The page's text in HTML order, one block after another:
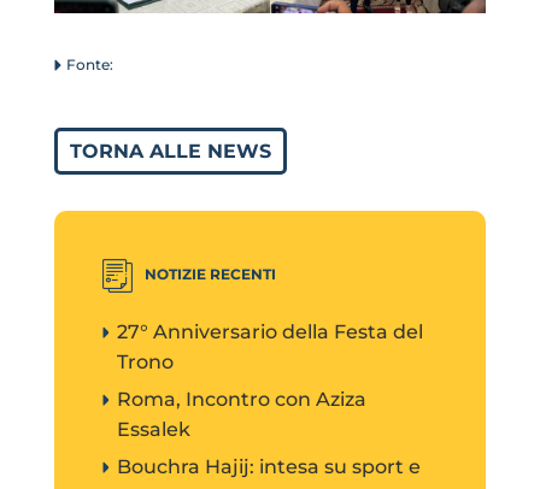
TORNA ALLE NEWS
NOTIZIE RECENTI
27° Anniversario della Festa del
Trono
Roma, Incontro con Aziza
Essalek
Bouchra Hajij: intesa su sport e